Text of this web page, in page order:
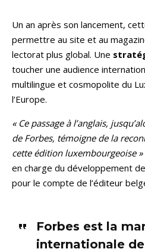
Un an après son lancement,
permettre au site et au
lectorat plus global. Une
toucher une audience
multilingue et cosmopolite du
l’Europe.
« Ce passage à l’anglais,
de Forbes, témoigne de la
cette édition luxembourgeoise »
en charge du développement
pour le compte de l’éditeur
Forbes est la
internationale